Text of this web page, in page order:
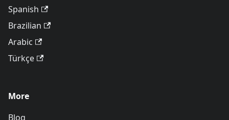
Spanish
Brazilian
Arabic
Türkçe
More
Blog